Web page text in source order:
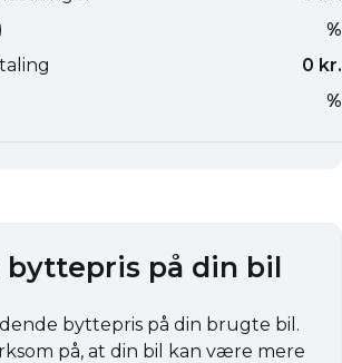
byttepris på din bil
byttepris på din brugte bil.
på, at din bil kan være mere